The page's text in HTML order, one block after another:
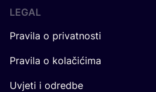
LEGAL
Pravila o privatnosti
Pravila o kolačićima
Uvjeti i odredbe